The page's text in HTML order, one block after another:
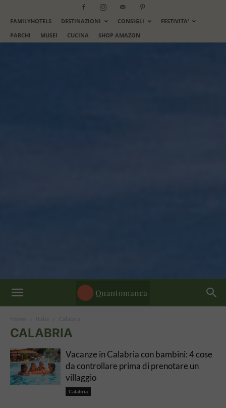
FAMILYHOTELS DESTINAZIONI CONSIGLI
FESTIVITA’
PARCHI
MUSEI CUCINA SHOP AMAZON
CALABRIA
Vacanze in Calabria con bambini: 4 cose
da controllare prima di prenotare un
villaggio
Calabria